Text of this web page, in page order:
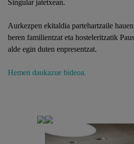
Singular jatetxean.
Aurkezpen ekitaldia partehartzaile
beren familientzat eta hosteleritzatik
alde egin duten enpresentzat.
Hemen daukazue bideoa.